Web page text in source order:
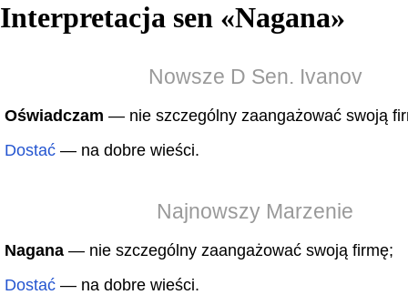
Interpretacja sen «Nagana»
Nowsze D Sen. Ivanov
Oświadczam — nie szczególny zaangażować swoją
Dostać — na dobre wieści.
Najnowszy Marzenie
Nagana — nie szczególny zaangażować swoją firmę;
Dostać — na dobre wieści.